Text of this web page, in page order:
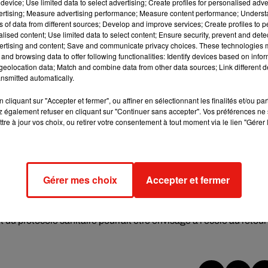
vaccinal s'appliquera dès 16 ans pour aller au cinéma, au
à se réduire, Jean Castex n'a pas exclu une suspension du
mesures de restriction en cours , le 2 février et le 16 février.
en extérieur. Les jauges vont aussi être levées dans les
Et le télétravail ne sera plus obligatoire dès que faisable
On pourra enfin de nouveau grignoter au cinéma ou
protocole sanitaire pourrait être envisagé à l'école au retour
Measure advertising performance; Measure content performance;
of data from different sources; Develop and improve services; Create profiles to
content; Use limited data to select content; Ensure security, prevent and
and content; Save and communicate privacy choices. These technologies
browsing data to offer following functionalities: Identify devices based on
data; Match and combine data from other data sources; Link different
automatically.
cliquant sur "Accepter et fermer", ou affiner en sélectionnant les finalités et/ou
également refuser en cliquant sur "Continuer sans accepter". Vos préférences
à jour vos choix, ou retirer votre consentement à tout moment via le lien
Gérer mes choix Accepter et fermer